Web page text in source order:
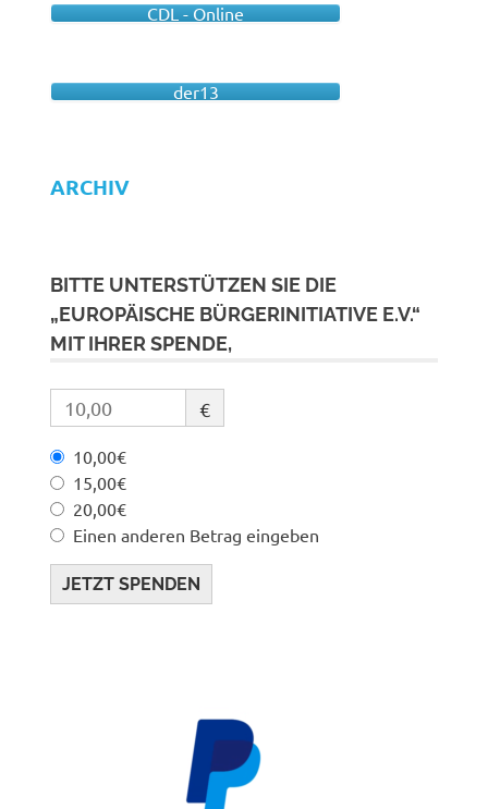
CDL - Online
der13
ARCHIV
BITTE UNTERSTÜTZEN SIE DIE
„EUROPÄISCHE BÜRGERINITIATIVE E.V.“
MIT IHRER SPENDE,
€
10,00€
15,00€
20,00€
Einen anderen Betrag eingeben
JETZT SPENDEN